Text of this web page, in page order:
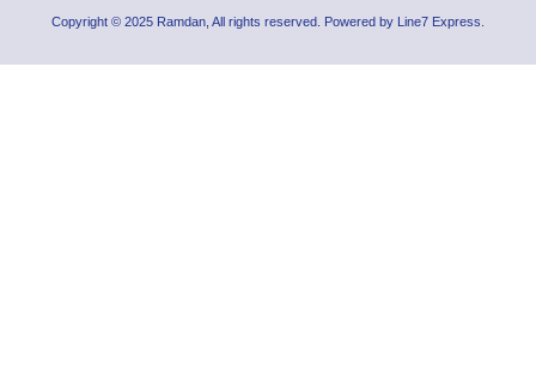
Copyright © 2025 Ramdan, All rights reserved. Powered by Line7 Express.